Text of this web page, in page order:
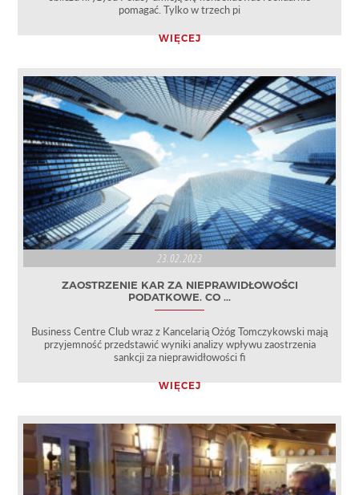
pomagać. Tylko w trzech pi
WIĘCEJ
23.02.2023
ZAOSTRZENIE KAR ZA NIEPRAWIDŁOWOŚCI
PODATKOWE. CO ...
Business Centre Club wraz z Kancelarią Ożóg Tomczykowski mają
przyjemność przedstawić wyniki analizy wpływu zaostrzenia
sankcji za nieprawidłowości fi
WIĘCEJ